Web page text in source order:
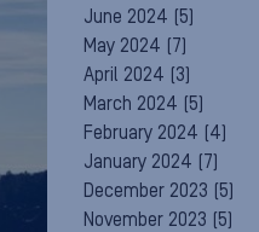
June 2024 (5)
May 2024 (7)
April 2024 (3)
March 2024 (5)
February 2024 (4)
January 2024 (7)
December 2023 (5)
November 2023 (5)